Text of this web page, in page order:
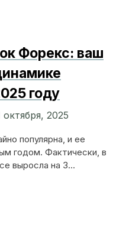
Форекс: ваш
году
октября, 2025
популярна, и ее
годом. Фактически, в
выросла на 3...